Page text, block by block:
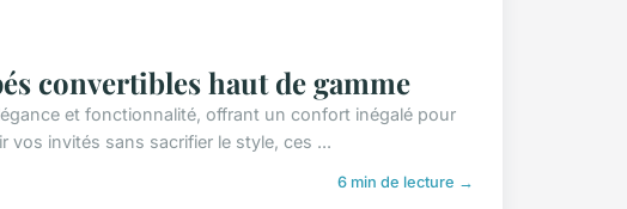
convertibles haut de gamme
et fonctionnalité, offrant un confort inégalé pour
vos invités sans sacrifier le style, ces ...
6 min de lecture →